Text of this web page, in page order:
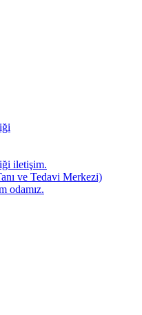
iletişim.
ve Tedavi Merkezi)
odamız.